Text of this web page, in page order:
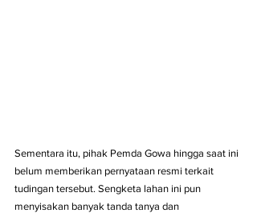
Sementara itu, pihak Pemda Gowa hingga saat ini
belum memberikan pernyataan resmi terkait
tudingan tersebut. Sengketa lahan ini pun
menyisakan banyak tanda tanya dan